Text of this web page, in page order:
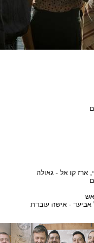
ארז קו אל - גאולה
אביעד - אישה עובדת